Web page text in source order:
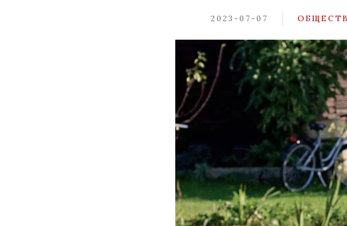
2023-07-07